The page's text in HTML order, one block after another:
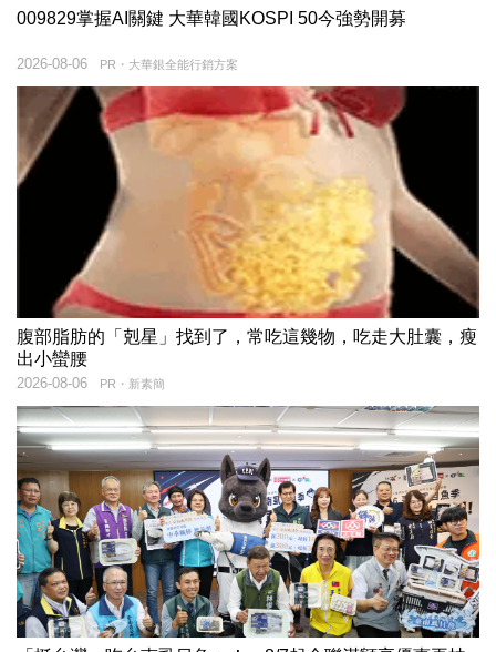
009829掌握AI關鍵 大華韓國KOSPI 50今強勢開募
PR・大華銀全能行銷方案
2026-08-06
腹部脂肪的「剋星」找到了，常吃這幾物，吃走大肚囊，瘦
出小蠻腰
PR・新素簡
2026-08-06